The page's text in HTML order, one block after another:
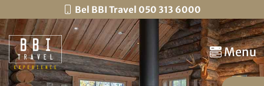
Bel BBI Travel 050 313 6000
Menu